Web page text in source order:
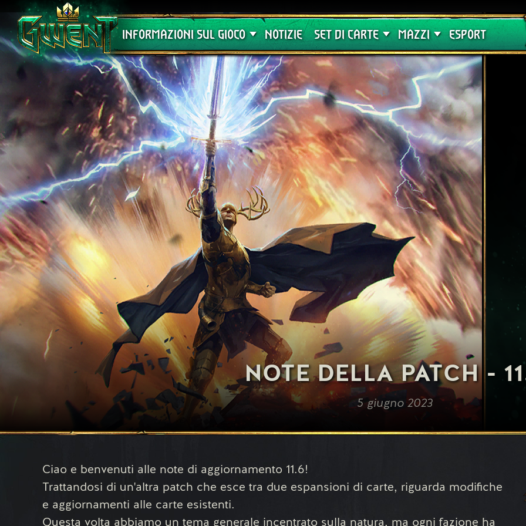
INFORMAZIONI SUL GIOCO
Assistenza
NOTIZIE SET DI CARTE
Crimson Curse
MAZZI
Guide
ESPORT
NOTE DELLA PATCH -
5 giugno 2023
Ciao e benvenuti alle note di aggiornamento 11.6!
Trattandosi di un'altra patch che esce tra due espansioni di carte, riguarda modifiche
e aggiornamenti alle carte esistenti.
Questa volta abbiamo un tema generale incentrato sulla natura, ma ogni fazione ha